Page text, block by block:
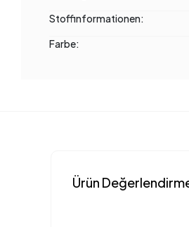
Stoffinformationen:
Farbe:
Ürün